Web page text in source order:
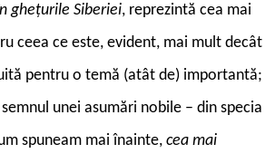
ghețurile Siberiei, reprezintă cea mai
ceea ce este, evident, mai mult decât
pentru o temă (atât de) importantă;
unei asumări nobile – din specia
spuneam mai înainte, cea mai